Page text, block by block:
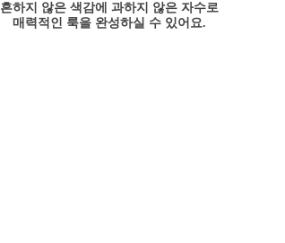
흔하지 않은 색감에 과하지 않은 자수로
매력적인 룩을 완성하실 수 있어요.